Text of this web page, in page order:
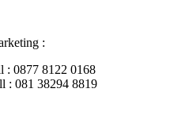
:
: 0877 8122 0168
: 081 38294 8819